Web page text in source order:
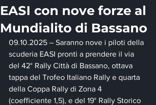
EASI con nove forze al
Mundialito di Bassano
09.10.2025 – Saranno nove i piloti della
scuderia EASI pronti a prendere il via
del 42° Rally Città di Bassano, ottava
tappa del Trofeo Italiano Rally e quarta
della Coppa Rally di Zona 4
(coefficiente 1,5), e del 19° Rally Storico